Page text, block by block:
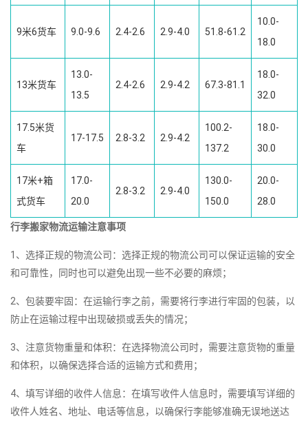
9米6货车 9.0-9.6 2.4-2.6 2.9-4.0 51.8-61.2
10.0-
18.0
13米货车
13.0-
13.5
2.4-2.6 2.9-4.2 67.3-81.1
18.0-
32.0
17.5米货
车
17-17.5 2.8-3.2 2.9-4.2
100.2-
137.2
18.0-
30.0
17米+箱
式货车
17.0-
20.0
2.8-3.2 2.9-4.0
130.0-
150.0
20.0-
28.0
行李搬家物流运输注意事项
1、选择正规的物流公司：选择正规的物流公司可以保证运输的安全
和可靠性，同时也可以避免出现一些不必要的麻烦；
2、包装要牢固：在运输行李之前，需要将行李进行牢固的包装，以
防止在运输过程中出现破损或丢失的情况；
3、注意货物重量和体积：在选择物流公司时，需要注意货物的重量
和体积，以确保选择合适的运输方式和费用；
4、填写详细的收件人信息：在填写收件人信息时，需要填写详细的
收件人姓名、地址、电话等信息，以确保行李能够准确无误地送达